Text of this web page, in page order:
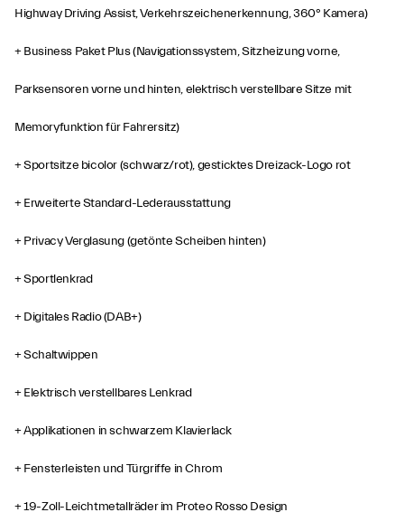
Highway Driving Assist, Verkehrszeichenerkennung, 360° Kamera)
+ Business Paket Plus (Navigationssystem, Sitzheizung vorne,
Parksensoren vorne und hinten, elektrisch verstellbare Sitze mit
Memoryfunktion für Fahrersitz)
+ Sportsitze bicolor (schwarz/rot), gesticktes Dreizack-Logo rot
+ Erweiterte Standard-Lederausstattung
+ Privacy Verglasung (getönte Scheiben hinten)
+ Sportlenkrad
+ Digitales Radio (DAB+)
+ Schaltwippen
+ Elektrisch verstellbares Lenkrad
+ Applikationen in schwarzem Klavierlack
+ Fensterleisten und Türgriffe in Chrom
+ 19-Zoll-Leichtmetallräder im Proteo Rosso Design